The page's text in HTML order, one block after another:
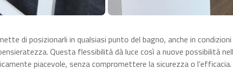
di posizionarli in qualsiasi punto del bagno, anche in
Questa flessibilità dà luce così a nuove possibilità
piacevole, senza compromettere la sicurezza o l’efficacia.